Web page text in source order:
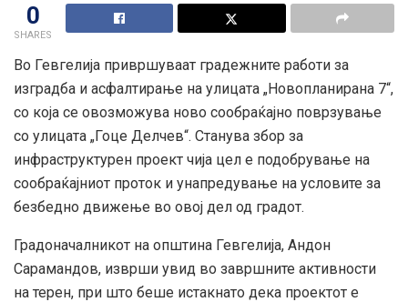
0
SHARES
Во Гевгелија привршуваат градежните работи за
изградба и асфалтирање на улицата „Новопланирана 7“,
со која се овозможува ново сообраќајно поврзување
со улицата „Гоце Делчев“. Станува збор за
инфраструктурен проект чија цел е подобрување на
сообраќајниот проток и унапредување на условите за
безбедно движење во овој дел од градот.
Градоначалникот на oпштина Гевгелија, Андон
Сарамандов, изврши увид во завршните активности
на терен, при што беше истакнато дека проектот е